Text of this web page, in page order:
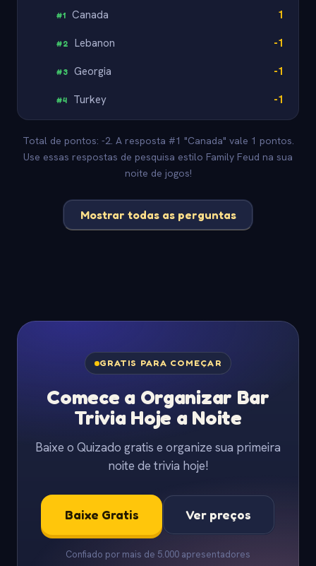
#1 Canada 1
#2 Lebanon -1
#3 Georgia -1
#4 Turkey -1
Total de pontos: -2. A resposta #1 "Canada" vale 1 pontos.
Use essas respostas de pesquisa estilo Family Feud na sua
noite de jogos!
Mostrar todas as perguntas
GRATIS PARA COMEÇAR
Comece a Organizar Bar
Trivia Hoje a Noite
Baixe o Quizado gratis e organize sua primeira
noite de trivia hoje!
Baixe Gratis Ver preços
Confiado por mais de 5.000 apresentadores